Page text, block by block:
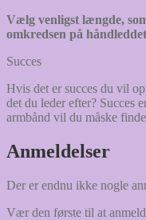
Vælg venligst længde,
omkredsen på
Succes
Hvis det er succes du vil
det du leder efter? Succes
armbånd vil du måske
Anmeldelser
Der er endnu ikke nogle
Vær den første til at